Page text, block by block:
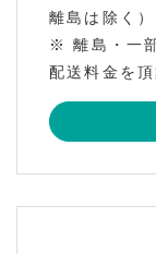
離島は除く）
※ 離島・一
配送料金を頂